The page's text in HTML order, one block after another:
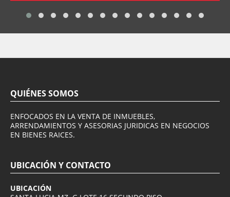
QUIÉNES SOMOS
ENFOCADOS EN LA VENTA DE INMUEBLES,
ARRENDAMIENTOS Y ASESORIAS JURIDICAS EN NEGOCIOS
EN BIENES RAICES.
UBICACIÓN Y CONTACTO
UBICACIÓN